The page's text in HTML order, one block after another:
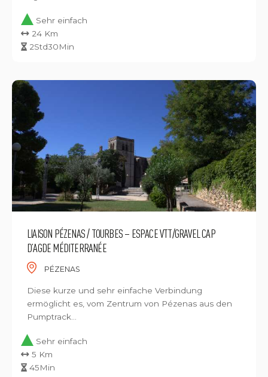
Sehr einfach
24 Km
2Std30Min
LIAISON PÉZENAS / TOURBES – ESPACE VTT/GRAVEL CAP
D’AGDE MÉDITERRANÉE
PÉZENAS
Diese kurze und sehr einfache Verbindung
ermöglicht es, vom Zentrum von Pézenas aus den
Pumptrack...
Sehr einfach
5 Km
45Min